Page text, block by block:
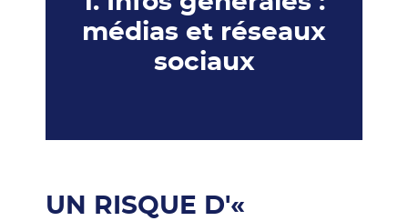
médias et réseaux
sociaux
UN RISQUE D'«